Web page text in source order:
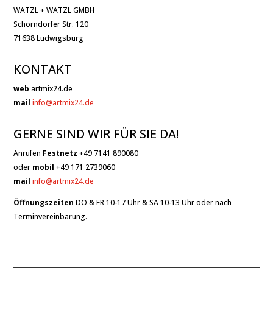
WATZL + WATZL GMBH
Schorndorfer Str. 120
71638 Ludwigsburg
KONTAKT
web artmix24.de
mail info@artmix24.de
GERNE SIND WIR FÜR SIE DA!
Anrufen Festnetz +49 7141 890080
oder mobil +49 171 2739060
mailinfo@artmix24.de
Öffnungszeiten DO & FR 10-17 Uhr & SA 10-13 Uhr oder nach
Terminvereinbarung.